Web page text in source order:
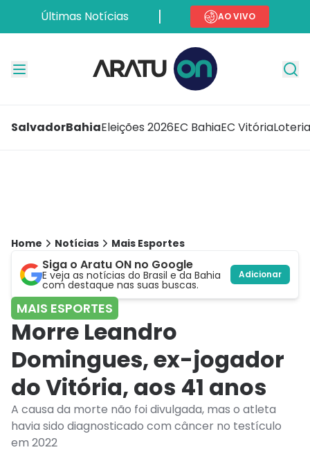
Últimas Notícias AO VIVO
SalvadorBahiaEleições 2026EC BahiaEC Vitória
Home Notícias Mais Esportes
Siga o Aratu ON no Google
E veja as notícias do Brasil e da Bahia
com destaque nas suas buscas.
Adicionar
MAIS ESPORTES
Morre Leandro
Domingues, ex-jogador
do Vitória, aos 41 anos
A causa da morte não foi divulgada, mas o atleta
havia sido diagnosticado com câncer no testículo
em 2022